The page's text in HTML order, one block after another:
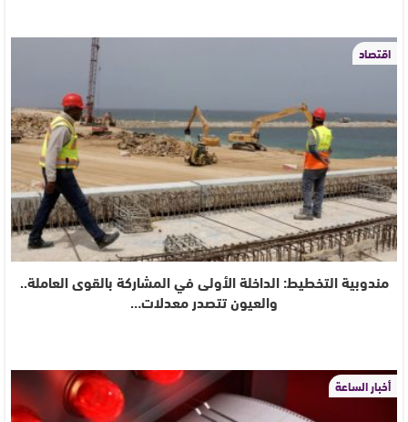
اقتصاد
مندوبية التخطيط: الداخلة الأولى في المشاركة بالقوى العاملة..
والعيون تتصدر معدلات…
أخبار الساعة